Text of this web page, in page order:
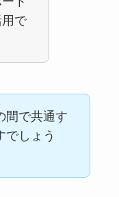
で
間で共通す
でしょう